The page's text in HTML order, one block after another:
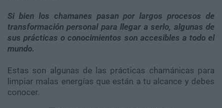
Si bien los chamanes pasan por largos procesos de
transformación personal para llegar a serlo, algunas de
sus prácticas o conocimientos son accesibles a todo el
mundo.
Estas son algunas de las prácticas chamánicas para
limpiar malas energías que están a tu alcance y debes
conocer.